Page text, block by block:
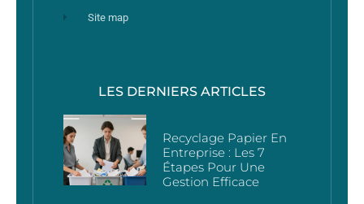
Site map
LES DERNIERS ARTICLES
Recyclage Papier En
Entreprise : Les 7
Étapes Pour Une
Gestion Efficace